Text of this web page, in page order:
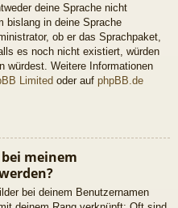
deine Sprache nicht
bislang in deine Sprache
ob er das Sprachpaket,
es noch nicht existiert, würden
würdest. Weitere Informationen
Limited oder auf phpBB.de
meinem
bei deinem Benutzernamen